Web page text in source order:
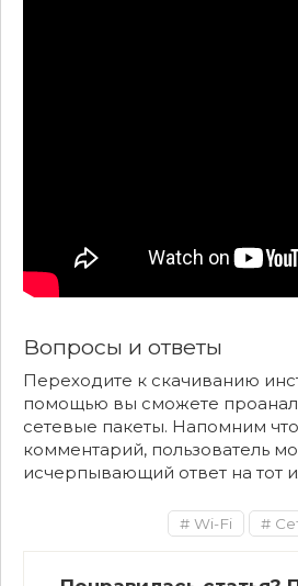
Вопросы и ответы
Переходите к скачиванию
помощью вы сможете
сетевые пакеты. Напомним
комментарий, пользователь
исчерпывающий ответ на тот
Wi-Fi